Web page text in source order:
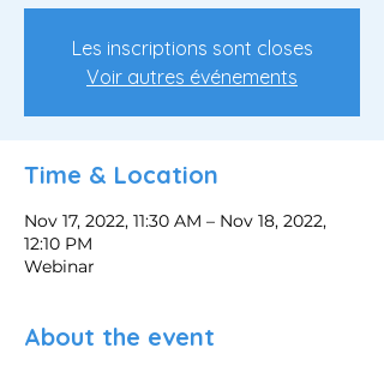
Les inscriptions sont closes
Voir autres événements
Time & Location
Nov 17, 2022, 11:30 AM – Nov 18, 2022,
12:10 PM
Webinar
About the event